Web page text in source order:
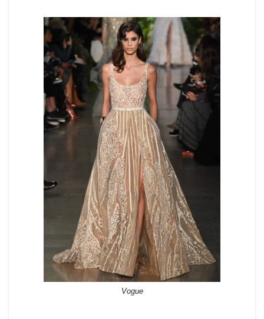
Vogue